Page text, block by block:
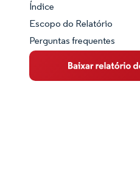
Panorama do Mercado
Visão Geral do Mercado
Principais Tendências
Índice
Escopo do Relatório
Perguntas frequentes